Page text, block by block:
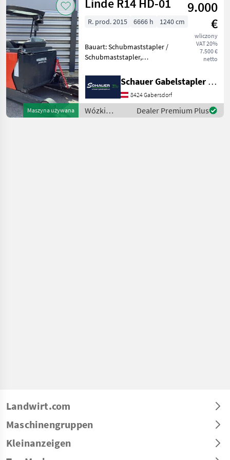
technika
/ Linde
Maszyna używana
Linde R14 HD-01
9.000
€
wliczony
VAT 20%
7.500 €
netto
R. prod. 2015 6666 h 1240 cm
Bauart: Schubmaststapler /
Schubmaststapler,
9255mm, Bauhöhe:
2080mm, Gabellänge:
1150mm, Batterie: Hawker
Bj. 2021 48V ,
Sonderausstatt
Schauer Gabelstapler GmbH
8424 Gabersdorf
Wózki
widłowe i
Dealer Premium Plus
Landwirt.com
Maschinengruppen
Kleinanzeigen